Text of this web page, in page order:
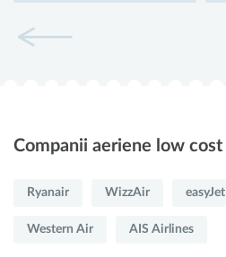
Companii aeriene low cost
Ryanair WizzAir easyJet
Western Air AIS Airlines